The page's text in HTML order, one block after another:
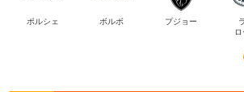
ポルシェ ボルボ プジョー